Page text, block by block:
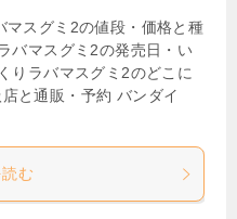
マスグミ2の値段・価格と種
バマスグミ2の発売日・い
りラバマスグミ2のどこに
と通販・予約 バンダイ
む